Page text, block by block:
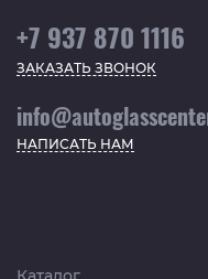
+7 937 870 1116
ЗАКАЗАТЬ ЗВОНОК
НАПИСАТЬ НАМ